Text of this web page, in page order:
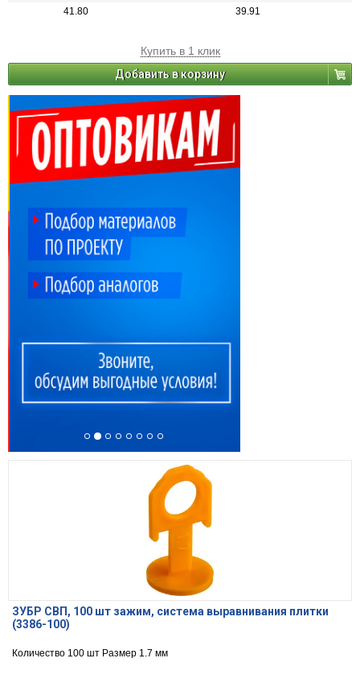
41.80 39.91
Купить в 1 клик
Добавить в корзину
ЗУБР СВП, 100 шт зажим, система выравнивания плитки
(3386-100)
Количество 100 шт Размер 1.7 мм